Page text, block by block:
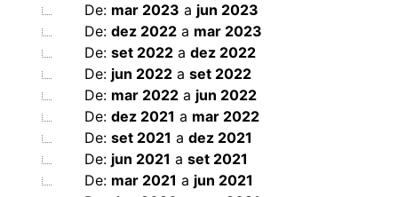
De: mar 2023 a jun 2023
De:dez 2022 a mar 2023
De:set 2022 adez 2022
De: jun 2022 aset 2022
De: mar 2022 a jun 2022
De:dez 2021 a mar 2022
De:set 2021 adez 2021
De: jun 2021 aset 2021
De: mar 2021 a jun 2021